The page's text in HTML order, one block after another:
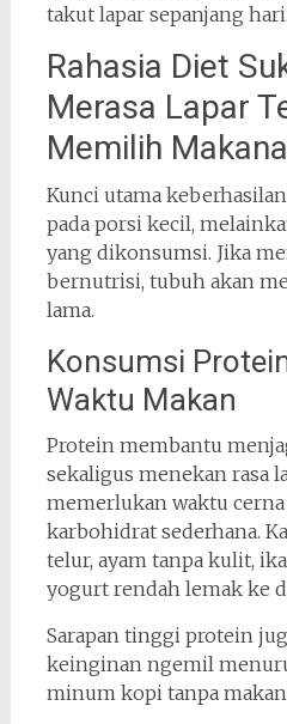
takut lapar sepanjang hari.
Rahasia Diet
Merasa Lapar
Memilih
Kunci utama
pada porsi kecil,
yang dikonsumsi. Jika
bernutrisi, tubuh akan
lama.
Konsumsi
Waktu Makan
Protein membantu
sekaligus menekan rasa
memerlukan waktu
karbohidrat sederhana.
telur, ayam tanpa kulit,
yogurt rendah lemak ke
Sarapan tinggi protein
keinginan ngemil
minum kopi tanpa